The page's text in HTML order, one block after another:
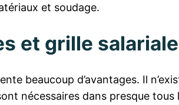
et soudage.
et grille salariale
beaucoup d’avantages. Il
nécessaires dans presque